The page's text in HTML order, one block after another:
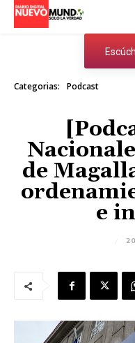
Categorias: Podcast
de
e